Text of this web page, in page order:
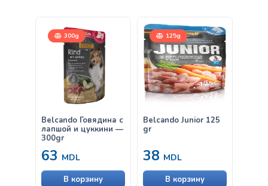
300g
Belcando Говядина с
лапшой и цуккини —
300gr
63 MDL
В корзину
125g
Belcando Junior 125
gr
38 MDL
В корзину